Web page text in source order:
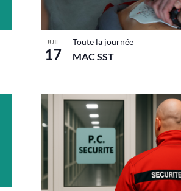
JUIL
17
Toute la journée
MAC SST